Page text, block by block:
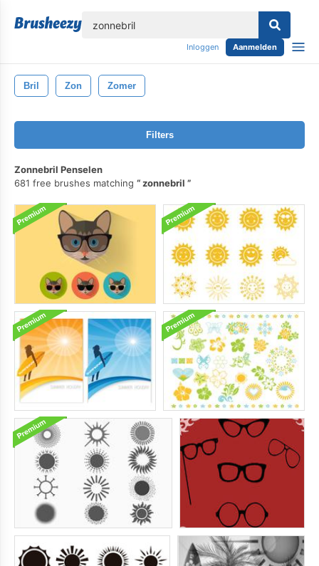
Inloggen Aanmelden
Bril Zon Zomer
Filters
Zonnebril Penselen
681 free brushes matching
zonnebril